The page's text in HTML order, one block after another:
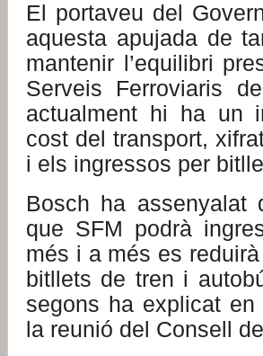
El portaveu del
aquesta apujada de
mantenir l’equilibri
Serveis Ferroviaris
actualment hi ha un
cost del transport,
i els ingressos per
Bosch ha assenyalat
que SFM podrà
més i a més es
bitllets de tren i
segons ha explicat
la reunió del Consell